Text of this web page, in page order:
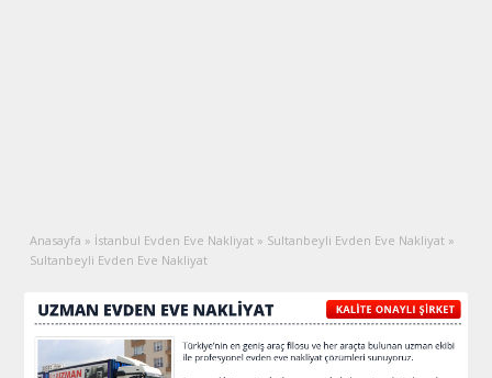
Anasayfa » İstanbul Evden Eve Nakliyat » Sultanbeyli Evden Eve Nakliyat »
Sultanbeyli Evden Eve Nakliyat